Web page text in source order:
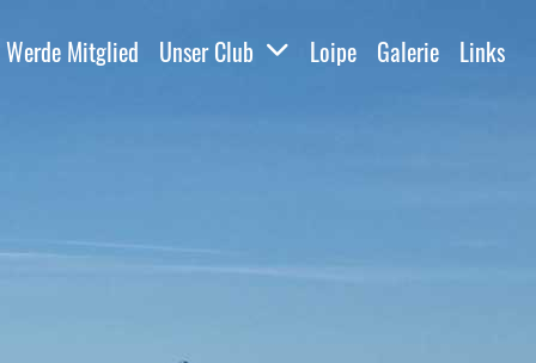
Werde Mitglied Unser Club Loipe Galerie Links